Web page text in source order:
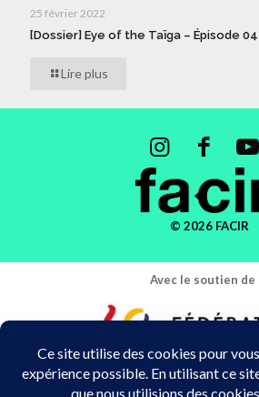
25 février 2022
[Dossier] Eye of the Taïga – Épisode 04
Lire plus
© 2026 FACIR
Avec le soutien de